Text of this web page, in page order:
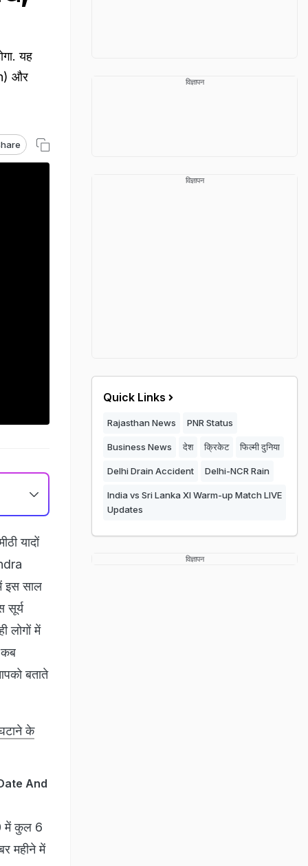
यह
और
यादों
इस साल
सूर्य
लोगों में
बताते
के
And
में कुल 6
महीने में
विज्ञापन
विज्ञापन
Quick Links
Rajasthan News PNR Status
Business News देश क्रिकेट फिल्मी दुनिया
Delhi Drain Accident Delhi-NCR Rain
India vs Sri Lanka XI Warm-up Match LIVE
Updates
विज्ञापन